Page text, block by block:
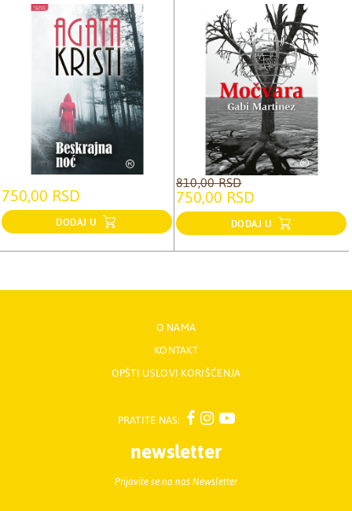
750,00 RSD
DODAJ U
810,00 RSD
750,00 RSD
DODAJ U
O NAMA
KONTAKT
OPŠTI USLOVI KORIŠĆENJA
PRATITE NAS:
newsletter
Prijavite se na naš Newsletter